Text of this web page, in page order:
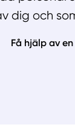
dig och
Få hjälp av